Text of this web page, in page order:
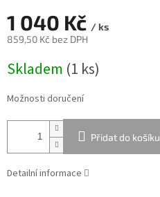
1 040 Kč / ks
859,50 Kč bez DPH
cena:
Skladem (1 ks)
Možnosti doručení
Přidat do košíku
Detailní informace